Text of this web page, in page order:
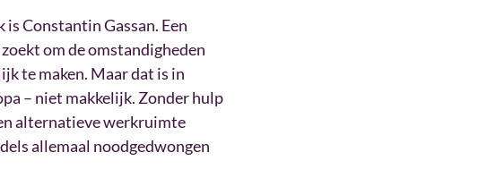
Constantin Gassan. Een
om de omstandigheden
te maken. Maar dat is in
– niet makkelijk. Zonder hulp
alternatieve werkruimte
allemaal noodgedwongen